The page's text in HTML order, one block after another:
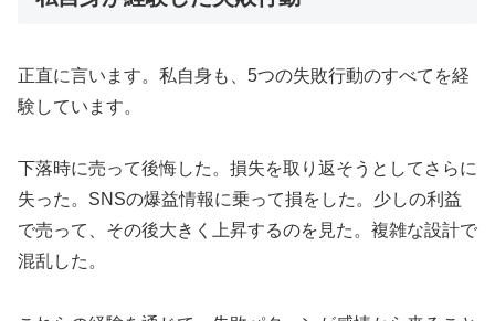
正直に言います。私自身も、5つの失敗行動のすべてを経
験しています。
下落時に売って後悔した。損失を取り返そうとしてさらに
失った。SNSの爆益情報に乗って損をした。少しの利益
で売って、その後大きく上昇するのを見た。複雑な設計で
混乱した。